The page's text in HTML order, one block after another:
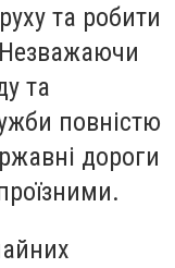
та робити
та
повністю
дороги